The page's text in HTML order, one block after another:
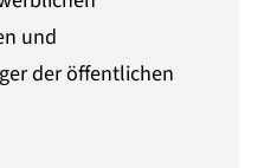
und
der öffentlichen